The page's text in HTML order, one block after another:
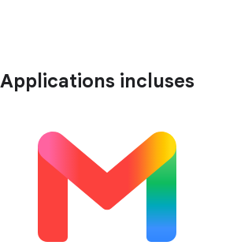
Applications incluses